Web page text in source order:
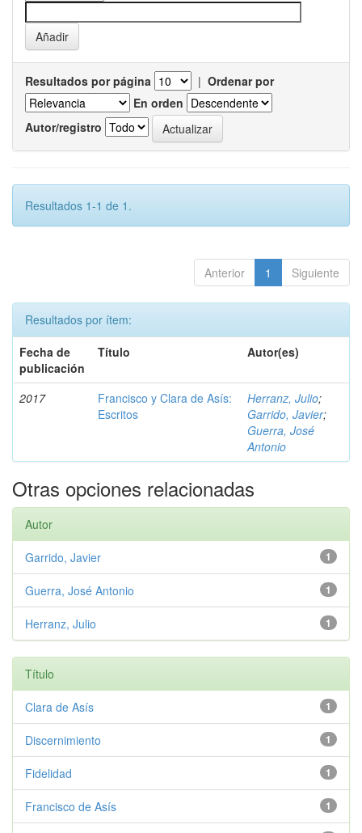
Resultados por página | Ordenar por
En orden
Autor/registro
Resultados 1-1 de 1.
Anterior 1 Siguiente
Resultados por ítem:
Fecha de
publicación
Título Autor(es)
2017
Francisco y Clara de Asís:
Escritos
Herranz, Julio;
Garrido, Javier;
Guerra, José
Antonio
Otras opciones relacionadas
Autor
1
Garrido, Javier
1
Guerra, José Antonio
1
Herranz, Julio
Título
1
Clara de Asís
1
Discernimiento
1
Fidelidad
1
Francisco de Asís